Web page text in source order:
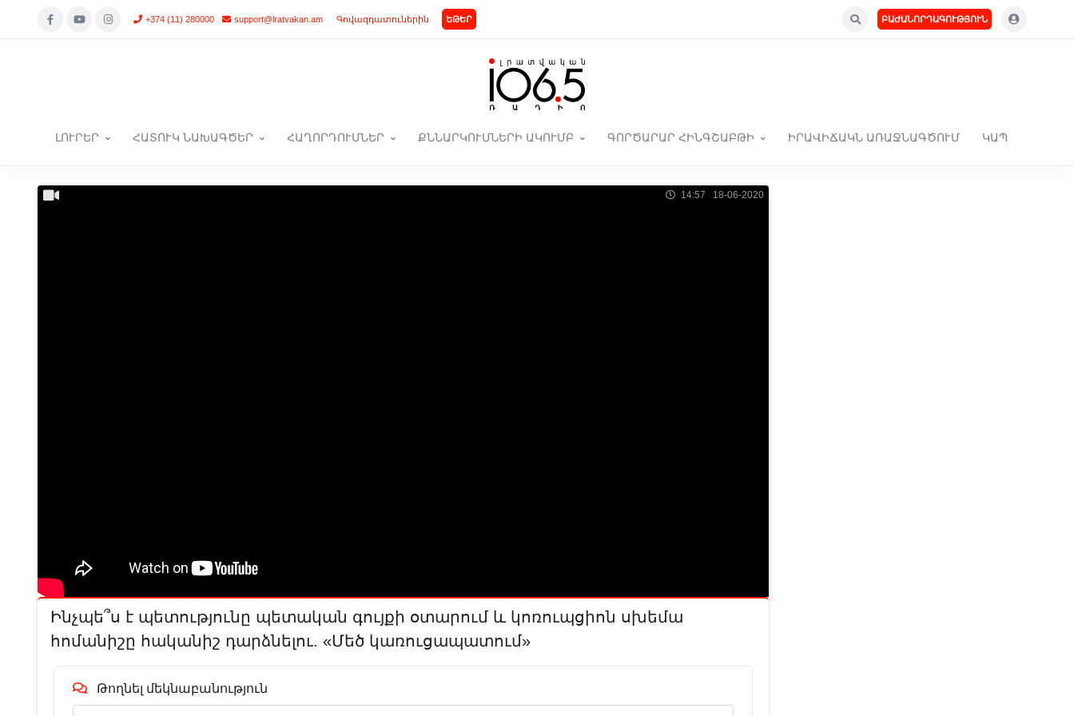
+374 (11) 280000 support@lratvakan.am Գովազդատուներին ԵԹԵՐ ԲԱԺԱՆՈՐԴԱԳՈՒԹՅՈՒՆ
ԼՈՒՐԵՐ ՀԱՏՈՒԿ ՆԱԽԱԳԾԵՐ ՀԱՂՈՐԴՈՒՄՆԵՐ ՔՆՆԱՐԿՈՒՄՆԵՐԻ ԱԿՈՒՄԲ ԳՈՐԾԱՐԱՐ ՀԻՆԳՇԱԲԹԻ ԻՐԱՎԻՃԱԿՆ ԱՌԱՋՆԱԳԾՈՒՄ ԿԱՊ
14:57 18-06-2020
Ինչպե՞ս է պետությունը պետական գույքի օտարում և կոռուպցիոն սխեմա
հոմանիշը հականիշ դարձնելու. «Մեծ կառուցապատում»
Թողնել մեկնաբանություն